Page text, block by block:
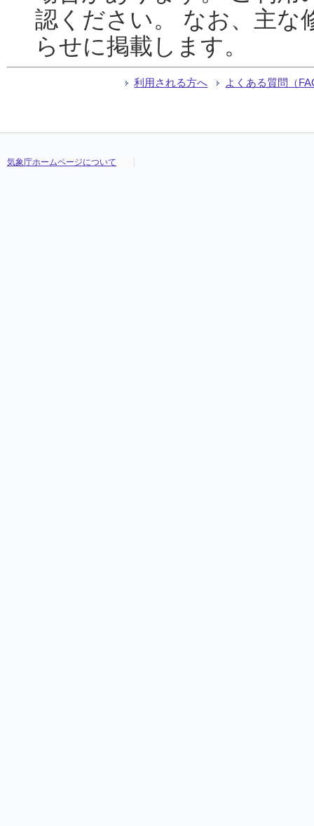
認ください。 なお、主な
らせに掲載します。
利用される方へ よくある質問（
気象庁ホームページについて